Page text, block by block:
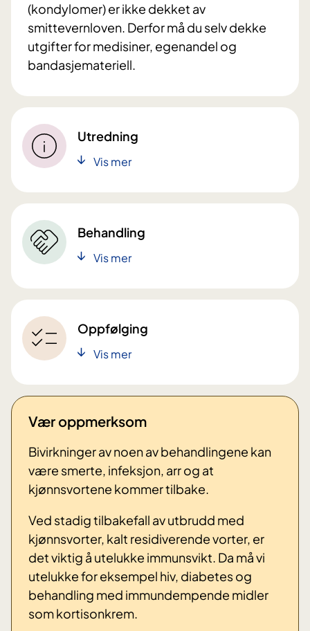
(kondylomer) er ikke dekket av
smittevernloven. Derfor må du selv dekke
utgifter for medisiner, egenandel og
bandasjemateriell.
Utredning
Vis mer
Behandling
Vis mer
Oppfølging
Vis mer
Vær oppmerksom
Bivirkninger av noen av behandlingene kan
være smerte, infeksjon, arr og at
kjønnsvortene kommer tilbake.
Ved stadig tilbakefall av utbrudd med
kjønnsvorter, kalt residiverende vorter, er
det viktig å utelukke immunsvikt. Da må vi
utelukke for eksempel hiv, diabetes og
behandling med immundempende midler
som kortisonkrem.